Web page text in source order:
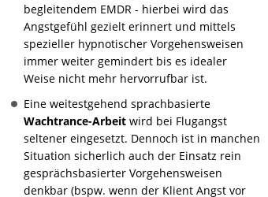
begleitendem EMDR - hierbei wird das
Angstgefühl gezielt erinnert und mittels
spezieller hypnotischer Vorgehensweisen
immer weiter gemindert bis es idealer
Weise nicht mehr hervorrufbar ist.
Eine weitestgehend sprachbasierte
Wachtrance-Arbeit wird bei Flugangst
seltener eingesetzt. Dennoch ist in manchen
Situation sicherlich auch der Einsatz rein
gesprächsbasierter Vorgehensweisen
denkbar (bspw. wenn der Klient Angst vor